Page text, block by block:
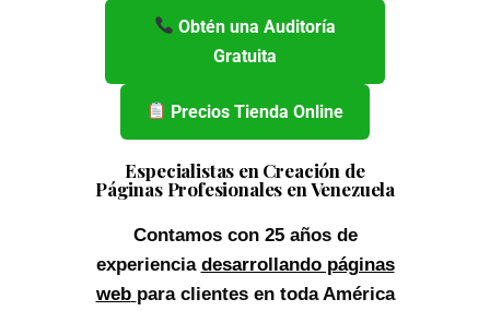
Obtén una Auditoría
Gratuita
Precios Tienda Online
Especialistas en Creación de
Páginas Profesionales en Venezuela
Contamos con 25 años de
experiencia desarrollando páginas
web para clientes en toda América